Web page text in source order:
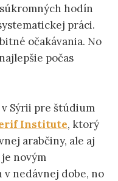
hodín
práci.
očakávania. No
počas
Sýrii pre štúdium
Institute, ktorý
arabčiny, ale aj
novým
nedávnej dobe, no